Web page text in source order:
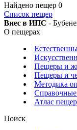
Найдено пещер 0
Список пещер
Внес в ИПС -
О пещерах
Пещеры и
Пещеры и
Методика
Атлас
Поиск